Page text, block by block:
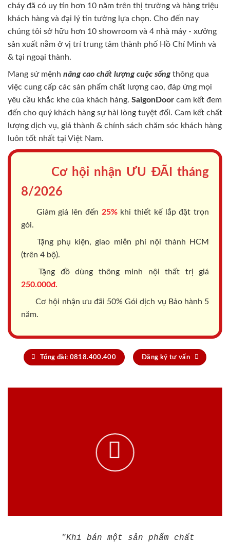
cháy đã có uy tín hơn 10 năm trên thị trường và hàng triệu
khách hàng và đại lý tin tưởng lựa chọn. Cho đến nay
chúng tôi sở hữu hơn 10 showroom và 4 nhà máy - xưởng
sản xuất nằm ở vị trí trung tâm thành phố Hồ Chí Minh và
& tại ngoại thành.
Mang sứ mệnh nâng cao chất lượng cuộc sốngthông qua
việc cung cấp các sản phẩm chất lượng cao, đáp ứng mọi
yêu cầu khắc khe của khách hàng. SaigonDoor cam kết đem
đến cho quý khách hàng sự hài lòng tuyệt đối. Cam kết chất
lượng dịch vụ, giá thành & chính sách chăm sóc khách hàng
luôn tốt nhất tại Việt Nam.
Cơ hội nhận ƯU ĐÃI tháng
8/2026
Giảm giá lên đến 25%khi thiết kế lắp đặt trọn
gói.
Tặng phụ kiện, giao miễn phí nội thành HCM
(trên 4 bộ).
Tặng đồ dùng thông minh nội thất trị giá
250.000đ.
Cơ hội nhận ưu đãi 50% Gói dịch vụ Bảo hành 5
năm.
Tổng đài: 0818.400.400 Đăng ký tư vấn
"Khi bán một sản phẩm chất